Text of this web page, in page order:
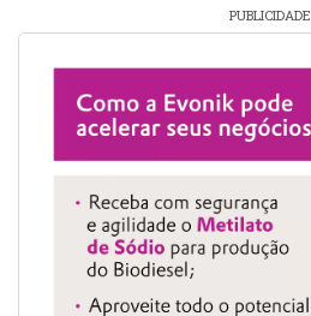
PUBLICIDADE